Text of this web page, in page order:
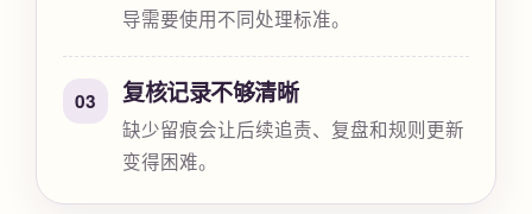
导需要使用不同处理标准。
03 复核记录不够清晰
缺少留痕会让后续追责、复盘和规则更新
变得困难。